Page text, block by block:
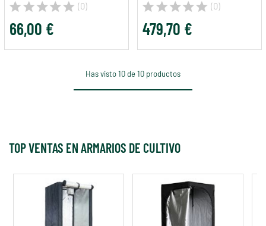
(0)
66,00 €
(0)
479,70 €
Has visto 10 de 10 productos
TOP VENTAS EN ARMARIOS DE CULTIVO